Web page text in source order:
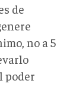
de
no a 5
poder